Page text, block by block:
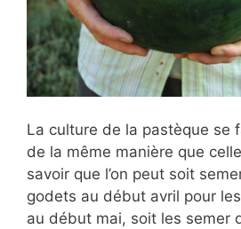
La culture de la pastèque se
de la même manière que
savoir que l’on peut soit
godets au début avril pour
au début mai, soit les semer